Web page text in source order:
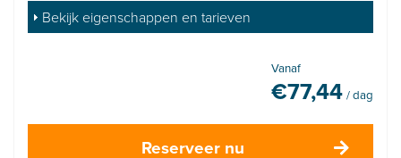
Bekijk eigenschappen en tarieven
Vanaf
€77,44 / dag
Reserveer nu